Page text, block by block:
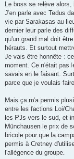
Le boss se relève
J'en parle avec Tedus
vie par Sarakasas au
dernier leur parle des
qu'un grand mal doit
hérauts. Et surtout
Je vais être honnête :
moment. Ce n'était pas
savais en le faisant.
parce que je voulais
Mais ça m'a permis
entre les factions Loi/
les PJs vers le sud, et
Münchausen le prix de
bricole pour que la
permis à Cretney
l'allégence du groupe.